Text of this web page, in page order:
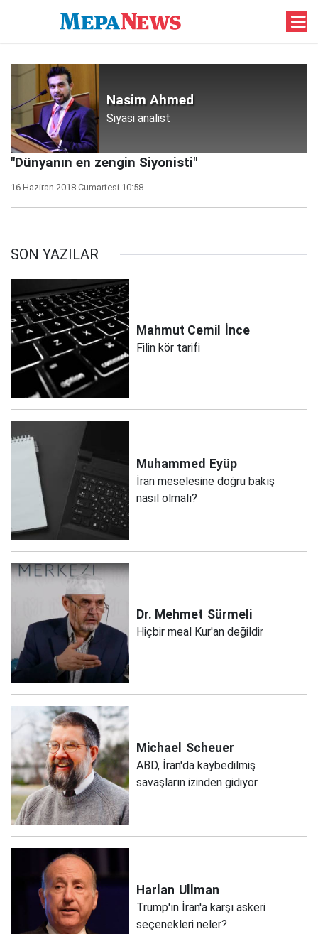
Nasim Ahmed
Siyasi analist
"Dünyanın en zengin Siyonisti"
16 Haziran 2018 Cumartesi 10:58
SON YAZILAR
Mahmut Cemil İnce
Filin kör tarifi
Muhammed Eyüp
İran meselesine doğru bakış
nasıl olmalı?
Dr. Mehmet Sürmeli
Hiçbir meal Kur'an değildir
Michael Scheuer
ABD, İran'da kaybedilmiş
savaşların izinden gidiyor
Harlan Ullman
Trump'ın İran'a karşı askeri
seçenekleri neler?